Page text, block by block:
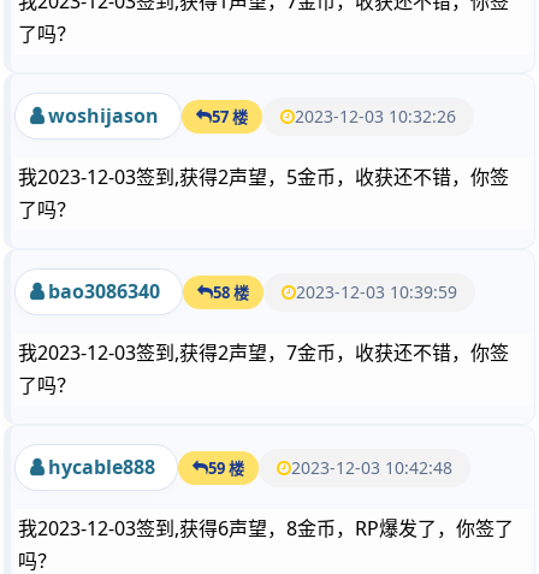
了吗？
woshijason 57 楼 2023-12-03 10:32:26
我2023-12-03签到,获得2声望，5金币，收获还不错，你签
了吗？
bao3086340 58 楼 2023-12-03 10:39:59
我2023-12-03签到,获得2声望，7金币，收获还不错，你签
了吗？
hycable888 59 楼 2023-12-03 10:42:48
我2023-12-03签到,获得6声望，8金币，RP爆发了，你签了
吗？